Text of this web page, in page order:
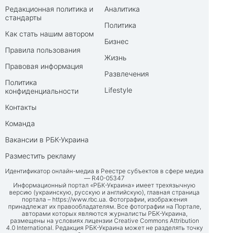
Редакционная политика и
стандарты
Как стать нашим автором
Правила пользования
Правовая информация
Политика
конфиденциальности
Контакты
Команда
Вакансии в РБК-Украина
Разместить рекламу
Аналитика
Политика
Бизнес
Жизнь
Развлечения
Lifestyle
Идентификатор онлайн-медиа в Реестре субъектов в сфере медиа
— R40-05347
Информационный портал «РБК-Украина» имеет трехязычную
версию (украинскую, русскую и английскую), главная страница
портала – https://www.rbc.ua. Фотографии, изображения
принадлежат их правообладателям. Все фотографии на Портале,
авторами которых являются журналисты РБК-Украина,
размещены на условиях лицензии Creative Commons Attribution
4.0 International. Редакция РБК-Украина может не разделять точку